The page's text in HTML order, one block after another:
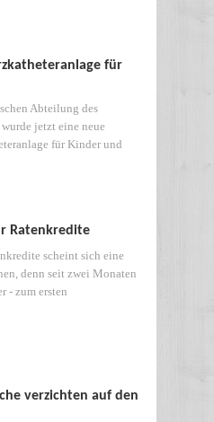
für
Abteilung des
jetzt eine neue
für Kinder und
Ratenkredite
scheint sich eine
denn seit zwei Monaten
- zum ersten
verzichten auf den